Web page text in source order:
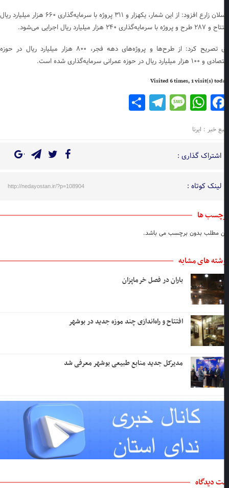
ارسلان زارع افزود: از این شمار، یکهزار و ۳۱۱ پروژه با سرمایه‌گذاری ۶۶۰ هزار میلیارد ریال
سرمایه‌گذاری ۲۴۰ هزار میلیارد ریال اجرایی می‌شود.
وی تصریح کرد: از طرح‌ها و پروژه‌های دهه فجر، ۸۰۰ هزار میلیارد ریال در حوزه
میلیارد ریال در حوزه عمرانی سرمایه‌گذاری شده است.
Visited 6 times, 1 visit(s)
Facebook
WhatsApp
Message
Telegram
Share
خبر : ایرنا
اشتراک گذاری :
لینک کوتاه : http://nedayostan.ir/?p=108904
ها
مطلب بدون برچسب می باشد.
های مشابه
باران در فصل خرماپزان
افتتاح و راه‌اندازی چند موزه جدید در بوشهر
مدیرکل جدید منابع طبیعی بوشهر معرفی شد
دیدگاه